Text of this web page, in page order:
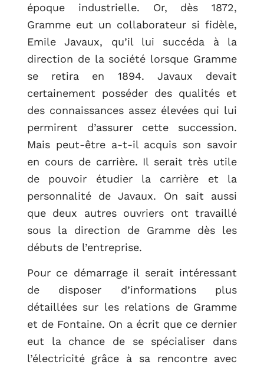
époque industrielle. Or, dès 1872,
Gramme eut un collaborateur si fidèle,
Emile Javaux, qu’il lui succéda à la
direction de la société lorsque Gramme
se retira en 1894. Javaux devait
certainement posséder des qualités et
des connaissances assez élevées qui lui
permirent d’assurer cette succession.
Mais peut-être a-t-il acquis son savoir
en cours de carrière. Il serait très utile
de pouvoir étudier la carrière et la
personnalité de Javaux. On sait aussi
que deux autres ouvriers ont travaillé
sous la direction de Gramme dès les
débuts de l’entreprise.
Pour ce démarrage il serait intéressant
de disposer d’informations plus
détaillées sur les relations de Gramme
et de Fontaine. On a écrit que ce dernier
eut la chance de se spécialiser dans
l’électricité grâce à sa rencontre avec